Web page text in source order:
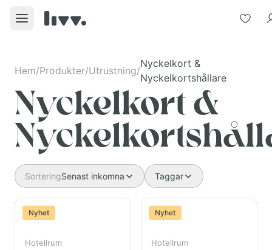
Hem/Produkter/Utrustning/
Nyckelkort &
Nyckelkortshållare
Nyckelkort &
SorteringSenast inkomna Taggar
Nyhet
Hotellrum
Nyhet
Hotellrum